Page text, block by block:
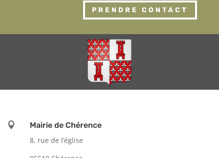
PRENDRE CONTACT

Mairie de Chérence
8, rue de l’église